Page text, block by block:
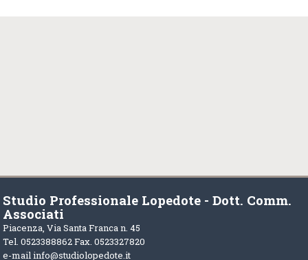
Studio Professionale Lopedote - Dott. Comm.
Associati
Piacenza, Via Santa Franca n. 45
Tel. 0523388862 Fax. 0523327820
e-mailinfo@studiolopedote.it